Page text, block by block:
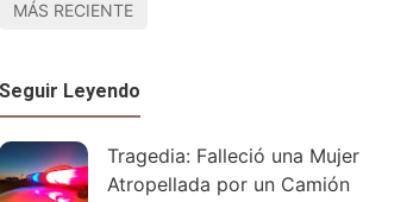
MÁS RECIENTE
Seguir Leyendo
Tragedia: Falleció una Mujer
Atropellada por un Camión